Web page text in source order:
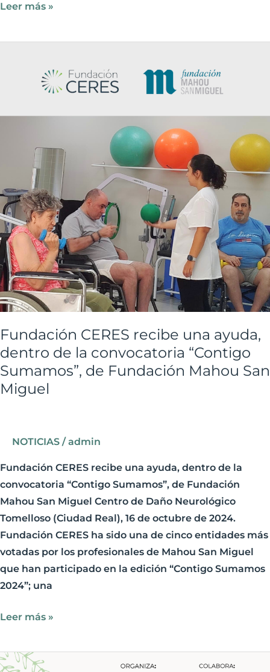
Leer más »
Fundación CERES recibe una ayuda,
dentro de la convocatoria “Contigo
Sumamos”, de Fundación Mahou San
Miguel
NOTICIAS /admin
Fundación CERES recibe una ayuda, dentro de la
convocatoria “Contigo Sumamos”, de Fundación
Mahou San Miguel Centro de Daño Neurológico
Tomelloso (Ciudad Real), 16 de octubre de 2024.
Fundación CERES ha sido una de cinco entidades más
votadas por los profesionales de Mahou San Miguel
que han participado en la edición “Contigo Sumamos
2024”; una
ayuda,
convocatoria
“Contigo
Sumamos”,
de
Fundación
Mahou
San
Miguel
Leer más »
Fundación